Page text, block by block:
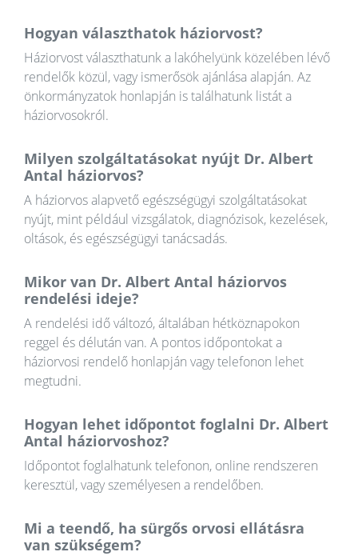
Hogyan választhatok háziorvost?
Háziorvost választhatunk a lakóhelyünk közelében lévő
rendelők közül, vagy ismerősök ajánlása alapján. Az
önkormányzatok honlapján is találhatunk listát a
háziorvosokról.
Milyen szolgáltatásokat nyújt Dr. Albert
Antal háziorvos?
A háziorvos alapvető egészségügyi szolgáltatásokat
nyújt, mint például vizsgálatok, diagnózisok, kezelések,
oltások, és egészségügyi tanácsadás.
Mikor van Dr. Albert Antal háziorvos
rendelési ideje?
A rendelési idő változó, általában hétköznapokon
reggel és délután van. A pontos időpontokat a
háziorvosi rendelő honlapján vagy telefonon lehet
megtudni.
Hogyan lehet időpontot foglalni Dr. Albert
Antal háziorvoshoz?
Időpontot foglalhatunk telefonon, online rendszeren
keresztül, vagy személyesen a rendelőben.
Mi a teendő, ha sürgős orvosi ellátásra
van szükségem?